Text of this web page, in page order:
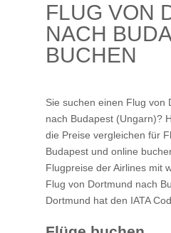
FLUG VON
NACH
BUCHEN
Sie suchen einen Flug von
nach Budapest (Ungarn)?
die Preise vergleichen für
Budapest und online
Flugpreise der Airlines mit
Flug von Dortmund nach
Dortmund hat den IATA